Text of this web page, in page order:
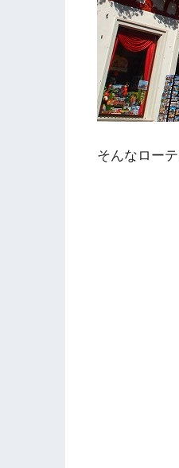
そんなロー